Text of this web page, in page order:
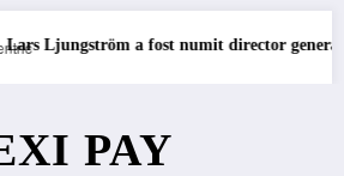
Ljungström a fost numit director general
PAY